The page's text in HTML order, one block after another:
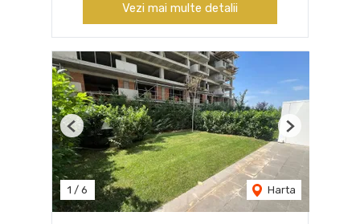
Vezi mai multe detalii
1 / 6 Harta
Previous Next